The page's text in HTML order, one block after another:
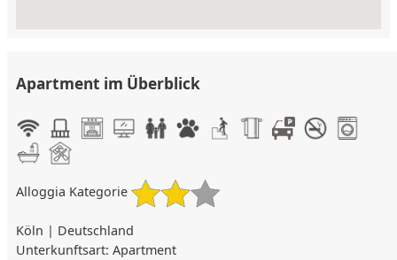
Apartment im Überblick
Alloggia Kategorie
Köln | Deutschland
Unterkunftsart: Apartment